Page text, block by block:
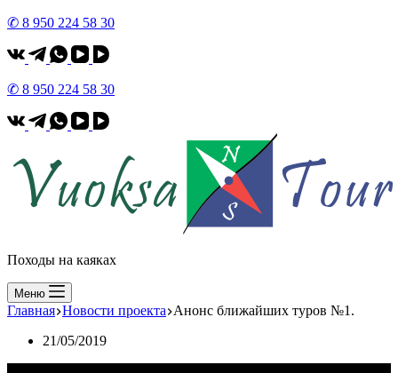
✆ 8 950 224 58 30
✆ 8 950 224 58 30
Походы на каяках
Меню
Главная Новости проекта Анонс ближайших туров №1.
21/05/2019